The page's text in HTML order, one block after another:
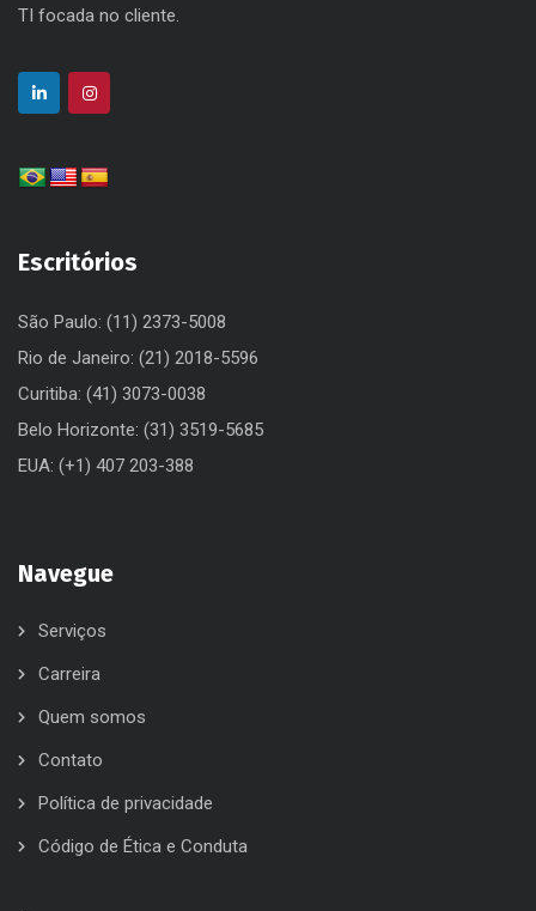
TI focada no cliente.
Escritórios
São Paulo: (11) 2373-5008
Rio de Janeiro: (21) 2018-5596
Curitiba: (41) 3073-0038
Belo Horizonte: (31) 3519-5685
EUA: (+1) 407 203-388
Navegue
Serviços
Carreira
Quem somos
Contato
Política de privacidade
Código de Ética e Conduta